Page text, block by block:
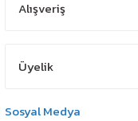
Alışveriş
Üyelik
Sosyal Medya